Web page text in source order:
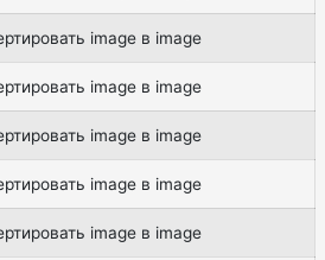
image в image
image в image
image в image
image в image
image в image